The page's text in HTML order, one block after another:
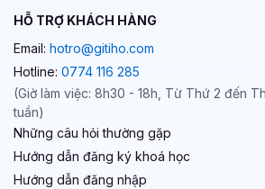
HỖ TRỢ KHÁCH HÀNG
Email: hotro@gitiho.com
Hotline: 0774 116 285
(Giờ làm việc: 8h30 - 18h, Từ Thứ 2 đến
tuần)
Những câu hỏi thường gặp
Hướng dẫn đăng ký khoá học
Hướng dẫn đăng nhập